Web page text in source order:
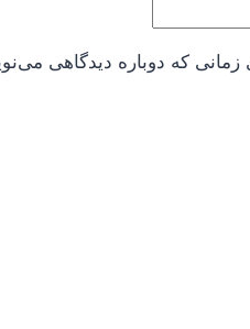
زمانی که دوباره دیدگاهی